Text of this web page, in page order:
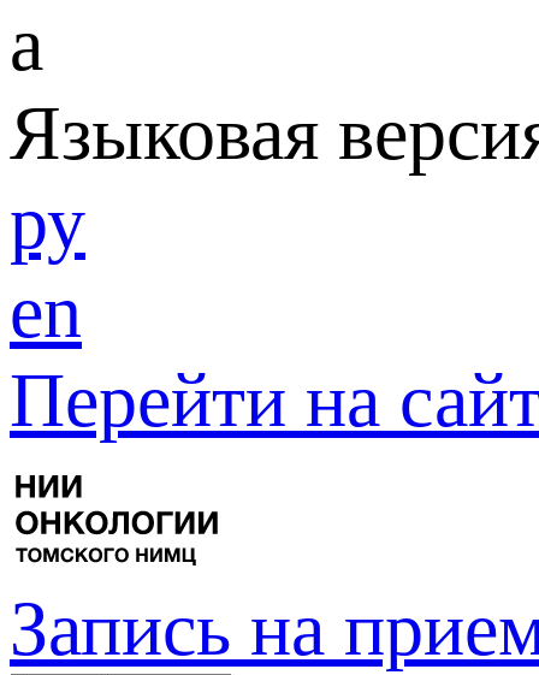
a
Языковая
ру
en
Перейти на
Запись на